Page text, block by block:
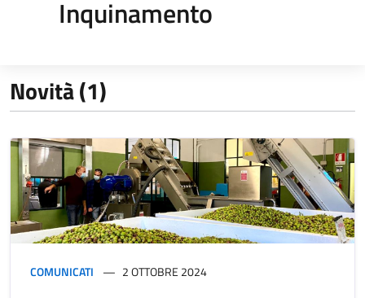
Inquinamento
Novità (1)
COMUNICATI 2 OTTOBRE 2024